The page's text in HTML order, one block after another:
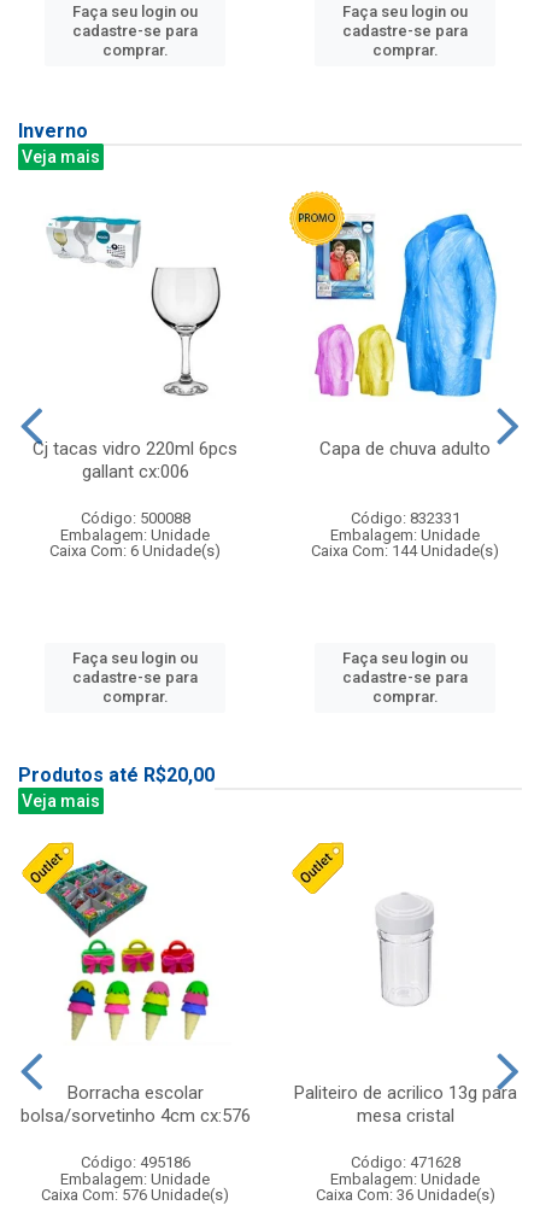
Faça seu login ou
cadastre-se para
comprar.
Faça seu login ou
cadastre-se para
comprar.
Inverno
Veja mais
Cj tacas vidro 220ml 6pcs
gallant cx:006
Código: 500088
Embalagem: Unidade
Caixa Com: 6 Unidade(s)
Faça seu login ou
cadastre-se para
comprar.
Capa de chuva adulto
Código: 832331
Embalagem: Unidade
Caixa Com: 144 Unidade(s)
Faça seu login ou
cadastre-se para
comprar.
Produtos até R$20,00
Veja mais
Borracha escolar
bolsa/sorvetinho 4cm cx:576
Código: 495186
Embalagem: Unidade
Caixa Com: 576 Unidade(s)
Paliteiro de acrilico 13g para
mesa cristal
Código: 471628
Embalagem: Unidade
Caixa Com: 36 Unidade(s)